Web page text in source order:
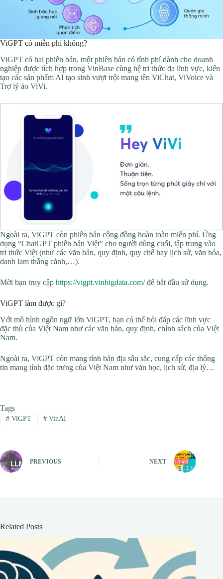
ViGPT có miễn phí không?
ViGPT có hai phiên bản, một phiên bản có tính phí dành cho doanh
nghiệp được tích hợp trong VinBase cùng hệ tri thức đa lĩnh vực, kiến
tạo các sản phẩm AI tạo sinh vượt trội mang tên ViChat, ViVoice và
Trợ lý ảo ViVi.
Ngoài ra, ViGPT còn phiên bản cộng đồng hoàn toàn miễn phí. Ứng
dụng “ChatGPT phiên bản Việt” cho người dùng cuối, tập trung vào
tri thức Việt (như các văn bản, quy định, quy chế hay lịch sử, văn hóa,
danh lam thắng cảnh,…).
Mời bạn truy cập https://vigpt.vinbigdata.com/để bắt đầu sử dụng.
ViGPT làm được gì?
Với mô hình ngôn ngữ lớn ViGPT, bạn có thể hỏi đáp các lĩnh vực
đặc thù của Việt Nam như các văn bản, quy định, chính sách của Việt
Nam.
Ngoài ra, ViGPT còn mang tính bản địa sâu sắc, cung cấp các thông
tin mang tính đặc trưng của Việt Nam như văn học, lịch sử, địa lý…
Tags
#ViGPT #VinAI
PREVIOUS NEXT
Related Posts